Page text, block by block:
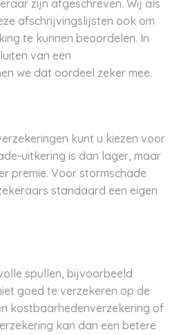
zijn afgeschreven. Wij als
afschrijvingslijsten ook om
te kunnen beoordelen. In
van een
we dat oordeel zeker mee.
kunt u kiezen voor
uitkering is dan lager, maar
premie. Voor stormschade
standaard een eigen
spullen, bijvoorbeeld
goed te verzekeren op de
kostbaarhedenverzekering of
kan dan een betere